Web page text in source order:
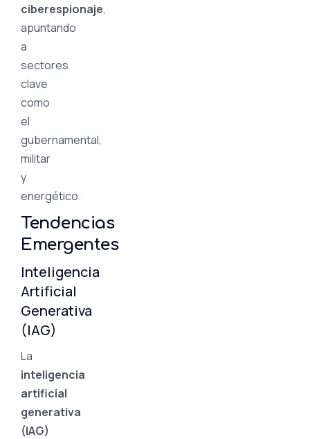
ciberespionaje,
apuntando
a
sectores
clave
como
el
gubernamental,
militar
y
energético.
Tendencias
Emergentes
Inteligencia
Artificial
Generativa
(IAG)
La
inteligencia
artificial
generativa
(IAG)